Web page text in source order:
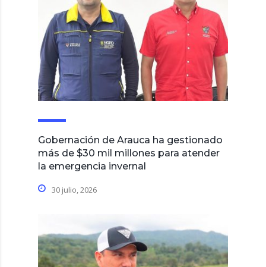
Gobernación de Arauca ha gestionado
más de $30 mil millones para atender
la emergencia invernal
30 julio, 2026